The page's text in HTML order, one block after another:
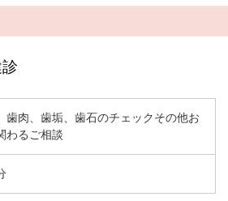
歯肉、歯垢、歯石のチェックその他お
わるご相談